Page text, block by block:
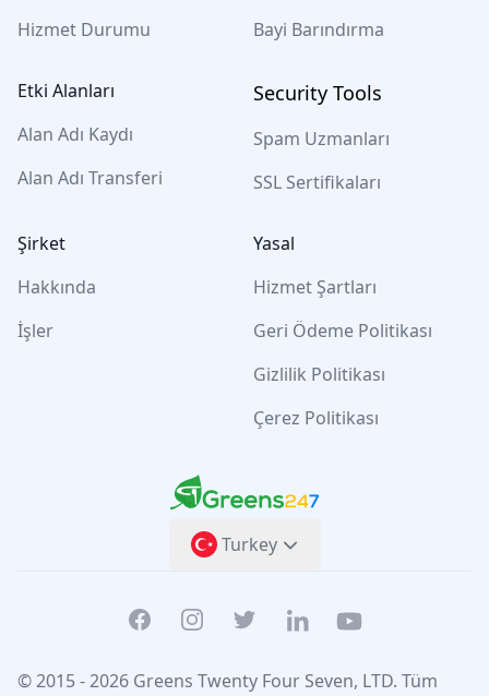
Hizmet Durumu
Bayi Barındırma
Etki Alanları
Alan Adı Kaydı
Alan Adı Transferi
Security Tools
Spam Uzmanları
SSL Sertifikaları
Şirket
Hakkında
İşler
Yasal
Hizmet Şartları
Geri Ödeme Politikası
Gizlilik Politikası
Çerez Politikası
Greens247
Greens247
Turkey
FacebookInstagramTwitterLinkedinYoutube
© 2015 -2026 Greens Twenty Four Seven, LTD. Tüm